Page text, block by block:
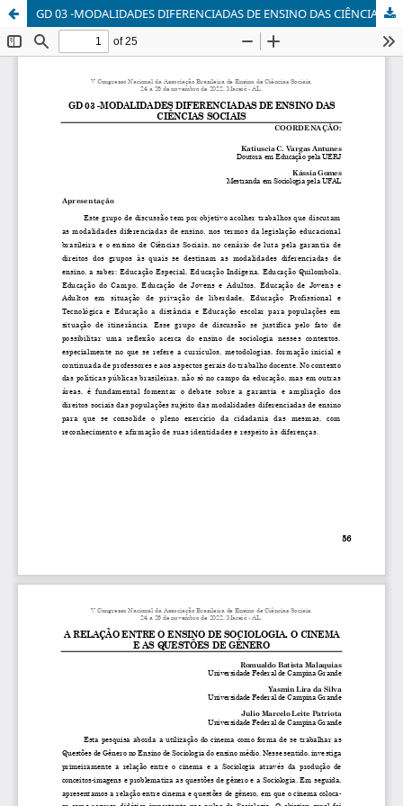
GD 03 -MODALIDADES DIFERENCIADAS DE ENSINO DAS CIÊNCIAS SOCIAIS